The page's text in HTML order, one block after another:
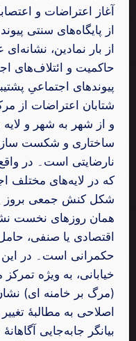
آغاز اعتراضات و
از پایگاه‌های سنتی
از بار نمادین،
حاکمیت و ائتلاف‌های
پیوندهای اجتماعیِ
شتابان اعتراضات از
و از شهر به شهر و لایه
ساختاری و شکست
نارضایتی است۔ در
که در لایه‌های مختلف
شکل کنش جمعی بروز
همان روزهای نخست
اقتصادی یا صنفی،
حکمرانی است۔ در
خیابانی، به ‌ویژه
(مرگ بر خامنه ای)
اصلاحی به مطالبهٔ
بیانگر جابه‌جایی